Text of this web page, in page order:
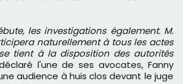
les investigations également. M.
naturellement à tous les actes
tient à la disposition des autorités
l'une de ses avocates, Fanny
audience à huis clos devant le juge